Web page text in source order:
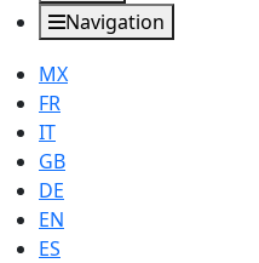
Navigation
MX
FR
IT
GB
DE
EN
ES